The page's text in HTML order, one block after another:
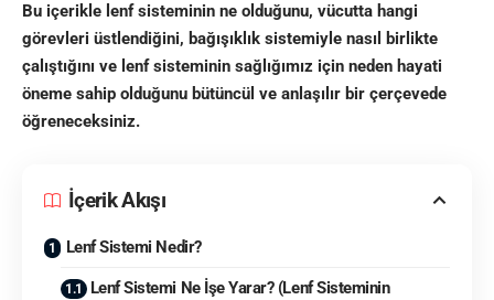
Bu içerikle lenf sisteminin ne olduğunu, vücutta hangi
görevleri üstlendiğini, bağışıklık sistemiyle nasıl birlikte
çalıştığını ve lenf sisteminin sağlığımız için neden hayati
öneme sahip olduğunu bütüncül ve anlaşılır bir çerçevede
öğreneceksiniz.
İçerik Akışı
Lenf Sistemi Nedir?
Lenf Sistemi Ne İşe Yarar? (Lenf Sisteminin